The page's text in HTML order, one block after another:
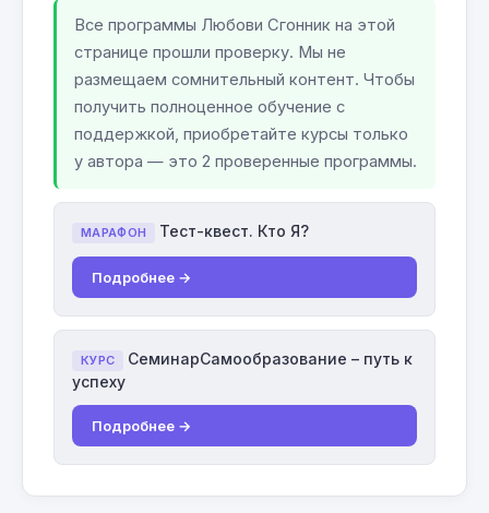
Все программы Любови Сгонник на этой
странице прошли проверку. Мы не
размещаем сомнительный контент. Чтобы
получить полноценное обучение с
поддержкой, приобретайте курсы только
у автора — это 2 проверенные программы.
МАРАФОН Тест-квест. Кто Я?
Подробнее →
КУРС
СеминарСамообразование – путь к
успеху
Подробнее →